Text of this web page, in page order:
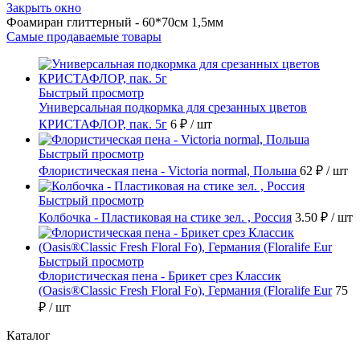
Закрыть окно
Фоамиран глиттерный - 60*70см 1,5мм
Самые продаваемые товары
Быстрый просмотр
Универсальная подкормка для срезанных цветов
КРИСТАФЛОР, пак. 5г 6 ₽ / шт
Быстрый просмотр
Флористическая пена - Victoria normal, Польша 62 ₽ / шт
Быстрый просмотр
Колбочка - Пластиковая на стике зел. , Россия 3.50 ₽ / шт
Быстрый просмотр
Флористическая пена - Брикет срез Классик
(Oasis®Classic Fresh Floral Fo), Германия (Floralife Eur 75
₽ / шт
Каталог